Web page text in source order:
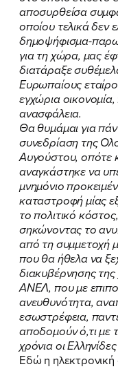
αποσυρθείσα
οποίου τελικά
δημοψήφισμα-
για τη χώρα, μας
διατάραξε
Ευρωπαίους
εγχώρια
ανασφάλεια.
Θα θυμάμαι για
συνεδρίαση της
Αυγούστου, οπότε
αναγκάστηκε να
μνημόνιο
καταστροφή μίας
το πολιτικό
σηκώνοντας το
από τη συμμετοχή
που θα ήθελα να
διακυβέρνησης
ΑΝΕΛ, που με
ανευθυνότητα,
εσωστρέφεια,
αποδομούν ό,τι με
χρόνια οι
Εδώ η ηλεκτρονική